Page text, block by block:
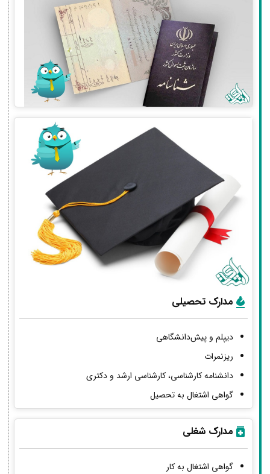
مدارک تحصیلی
دیپلم و پیش‌دانشگاهی
ریزنمرات
دانشنامه کارشناسی، کارشناسی ارشد و دکتری
گواهی اشتغال به تحصیل
مدارک شغلی
گواهی اشتغال به کار